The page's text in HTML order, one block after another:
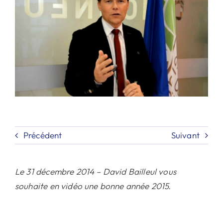
Précédent Suivant
Le 31 décembre 2014 – David Bailleul vous
souhaite en vidéo une bonne année 2015.